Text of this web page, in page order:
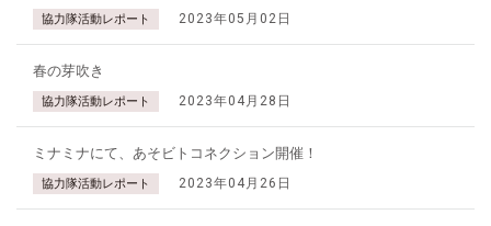
協力隊活動レポート 2023年05月02日
春の芽吹き
協力隊活動レポート 2023年04月28日
ミナミナにて、あそビトコネクション開催！
協力隊活動レポート 2023年04月26日